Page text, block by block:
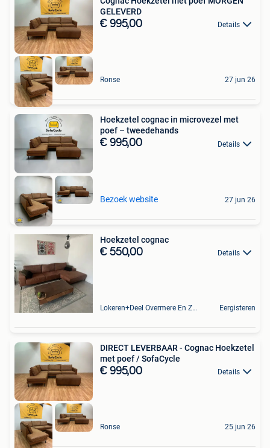
GELEVERD
€ 995,00 Details
Ronse 27 jun 26
Hoekzetel cognac in microvezel met
poef – tweedehands
€ 995,00 Details
Bezoek website 27 jun 26
Hoekzetel cognac
€ 550,00 Details
Lokeren+Deel Overmere En Zele Eergisteren
DIRECT LEVERBAAR - Cognac Hoekzetel
met poef / SofaCycle
€ 995,00 Details
Ronse 25 jun 26